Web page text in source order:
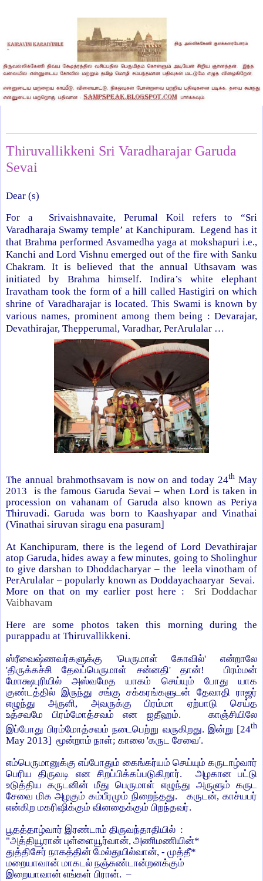
Thiruvallikkeni Sri Varadharajar Garuda
Sevai
Dear (s)
For a Srivaishnavaite, Perumal Koil refers to “Sri
Varadharaja Swamy temple’ at Kanchipuram. Legend has it
that Brahma performed Asvamedha yaga at mokshapuri i.e.,
Kanchi and Lord Vishnu emerged out of the fire with Sanku
Chakram. It is believed that the annual Uthsavam was
initiated by Brahma himself. Indira’s white elephant
Iravatham took the form of a hill called Hastigiri on which
shrine of Varadharajar is located. This Swami is known by
various names, prominent among them being : Devarajar,
Devathirajar, Thepperumal, Varadhar, PerArulalar …
The annual brahmothsavam is now on and today 24th May
2013 is the famous Garuda Sevai – when Lord is taken in
procession on vahanam of Garuda also known as Periya
Thiruvadi. Garuda was born to Kaashyapar and Vinathai
(Vinathai siruvan siragu ena pasuram]
At Kanchipuram, there is the legend of Lord Devathirajar
atop Garuda, hides away a few minutes, going to Sholinghur
to give darshan to Dhoddacharyar – the leela vinotham of
PerArulalar – popularly known as Doddayachaaryar Sevai.
More on that on my earlier post here :
Sri Doddachar
Vaibhavam
Here are some photos taken this morning during the
purappadu at Thiruvallikkeni.
ஸ்ரீவைஷ்ணவர்களுக்கு 'பெருமாள் கோவில்'
என்றாலே
'திருக்கச்சி தேவப்பெருமாள் சன்னதி' தான்! பிரம்மன்
மோக்ஷபுரியில் அஸ்வமேத யாகம் செய்யும் போது யாக
குண்டத்தில் இருந்து சங்கு சக்கரங்களுடன் தேவாதி ராஜர்
எழுந்து அருளி, அவருக்கு பிரம்மா ஏற்பாடு செய்த
உத்சவமே
பிரம்மோத்சவம்
என ஐதீஹம். காஞ்சியிலே
இப்போது பிரம்மோத்சவம் நடைபெற்று வருகிறது. இன்று [24th
May 2013] மூன்றாம் நாள்; காலை 'கருட சேவை'.
எம்பெருமானுக்கு எப்போதும் கைங்கர்யம் செய்யும் கருடாழ்வார்
பெரிய திருவடி என சிறப்பிக்கப்படுகிறார். அழகான பட்டு
உடுத்திய கருடனின் மீது பெருமாள் எழுந்து அருளும் கருட
சேவை மிக அழகும் கம்பீரமும் நிறைந்தது. கருடன், காச்யபர்
என்கிற மகரிஷிக்கும் வினதைக்கும் பிறந்தவர்.
பூதத்தாழ்வார் இரண்டாம் திருவந்தாதியில் :
"அத்தியூரான் புள்ளையூர்வான், அணிமணியின்*
துத்திசேர் நாகத்தின் மேல்துயில்வான், - முத்தீ*
மறையாவான் மாகடல் நஞ்சுண்டான்றனக்கும்
இறையாவான் எங்கள் பிரான். –